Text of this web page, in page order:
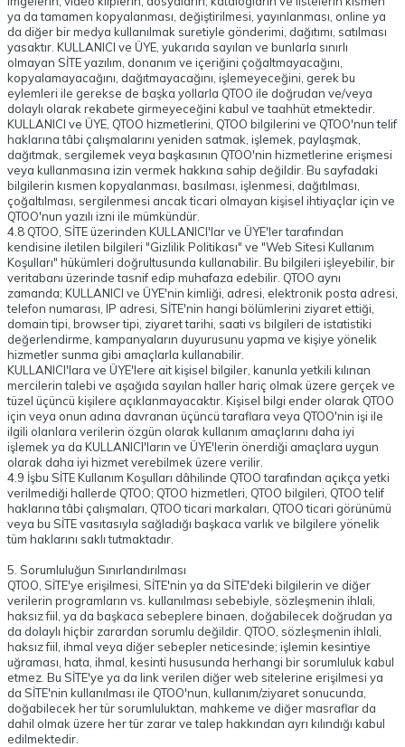
ya da tamamen kopyalanması, değiştirilmesi, yayınlanması, online ya
da diğer bir medya kullanılmak suretiyle gönderimi, dağıtımı, satılması
yasaktır. KULLANICI ve ÜYE, yukarıda sayılan ve bunlarla sınırlı
olmayan SİTE yazılım, donanım ve içeriğini çoğaltmayacağını,
kopyalamayacağını, dağıtmayacağını, işlemeyeceğini, gerek bu
eylemleri ile gerekse de başka yollarla QTOO ile doğrudan ve/veya
dolaylı olarak rekabete girmeyeceğini kabul ve taahhüt etmektedir.
KULLANICI ve ÜYE, QTOO hizmetlerini, QTOO bilgilerini ve QTOO'nun telif
haklarına tâbi çalışmalarını yeniden satmak, işlemek, paylaşmak,
dağıtmak, sergilemek veya başkasının QTOO'nin hizmetlerine erişmesi
veya kullanmasına izin vermek hakkına sahip değildir. Bu sayfadaki
bilgilerin kısmen kopyalanması, basılması, işlenmesi, dağıtılması,
çoğaltılması, sergilenmesi ancak ticari olmayan kişisel ihtiyaçlar için ve
QTOO'nun yazılı izni ile mümkündür.
4.8 QTOO, SİTE üzerinden KULLANICI'lar ve ÜYE'ler tarafından
kendisine iletilen bilgileri "Gizlilik Politikası" ve "Web Sitesi Kullanım
Koşulları" hükümleri doğrultusunda kullanabilir. Bu bilgileri işleyebilir, bir
veritabanı üzerinde tasnif edip muhafaza edebilir. QTOO aynı
zamanda; KULLANICI ve ÜYE'nin kimliği, adresi, elektronik posta adresi,
telefon numarası, IP adresi, SİTE'nin hangi bölümlerini ziyaret ettiği,
domain tipi, browser tipi, ziyaret tarihi, saati vs bilgileri de istatistiki
değerlendirme, kampanyaların duyurusunu yapma ve kişiye yönelik
hizmetler sunma gibi amaçlarla kullanabilir.
KULLANICI'lara ve ÜYE'lere ait kişisel bilgiler, kanunla yetkili kılınan
mercilerin talebi ve aşağıda sayılan haller hariç olmak üzere gerçek ve
tüzel üçüncü kişilere açıklanmayacaktır. Kişisel bilgi ender olarak QTOO
için veya onun adına davranan üçüncü taraflara veya QTOO'nin işi ile
ilgili olanlara verilerin özgün olarak kullanım amaçlarını daha iyi
işlemek ya da KULLANICI'ların ve ÜYE'lerin önerdiği amaçlara uygun
olarak daha iyi hizmet verebilmek üzere verilir.
4.9 İşbu SİTE Kullanım Koşulları dâhilinde QTOO tarafından açıkça yetki
verilmediği hallerde QTOO; QTOO hizmetleri, QTOO bilgileri, QTOO telif
haklarına tâbi çalışmaları, QTOO ticari markaları, QTOO ticari görünümü
veya bu SİTE vasıtasıyla sağladığı başkaca varlık ve bilgilere yönelik
tüm haklarını saklı tutmaktadır.
5. Sorumluluğun Sınırlandırılması
QTOO, SİTE'ye erişilmesi, SİTE'nin ya da SİTE'deki bilgilerin ve diğer
verilerin programların vs. kullanılması sebebiyle, sözleşmenin ihlali,
haksız fiil, ya da başkaca sebeplere binaen, doğabilecek doğrudan ya
da dolaylı hiçbir zarardan sorumlu değildir. QTOO, sözleşmenin ihlali,
haksız fiil, ihmal veya diğer sebepler neticesinde; işlemin kesintiye
uğraması, hata, ihmal, kesinti hususunda herhangi bir sorumluluk kabul
etmez. Bu SİTE'ye ya da link verilen diğer web sitelerine erişilmesi ya
da SİTE'nin kullanılması ile QTOO'nun, kullanım/ziyaret sonucunda,
doğabilecek her tür sorumluluktan, mahkeme ve diğer masraflar da
dahil olmak üzere her tür zarar ve talep hakkından ayrı kılındığı kabul
edilmektedir.